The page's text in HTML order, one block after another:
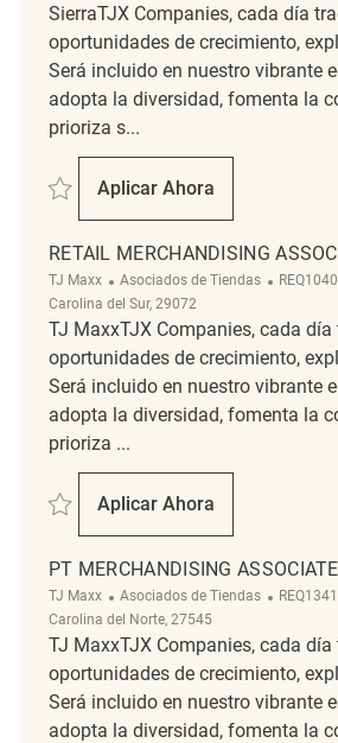
SierraTJX Companies, cada día
oportunidades de crecimiento,
Será incluido en nuestro vibrante
adopta la diversidad, fomenta la
prioriza s...
Salvar Retail Merchandising REQ139472
Aplicar Ahora
Retail Merchandising
RETAIL MERCHANDISING
TJ Maxx Categoría
Asociados de Tiendas ReqId
Carolina del Sur, 29072
TJ MaxxTJX Companies, cada día
oportunidades de crecimiento,
Será incluido en nuestro vibrante
adopta la diversidad, fomenta la
prioriza ...
Salvar Retail Merchandising Associate
Aplicar Ahora
Retail Merchandising
PT MERCHANDISING ASSOCIATE
TJ Maxx Categoría
Asociados de Tiendas ReqId
Carolina del Norte, 27545
TJ MaxxTJX Companies, cada día
oportunidades de crecimiento,
Será incluido en nuestro vibrante
adopta la diversidad, fomenta la